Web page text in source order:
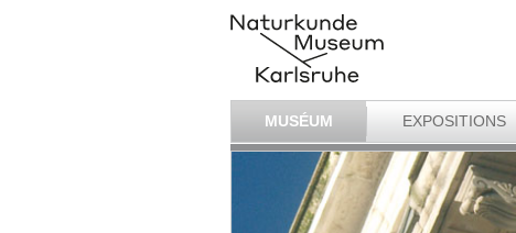
MUSÉUM EXPOSITIONS